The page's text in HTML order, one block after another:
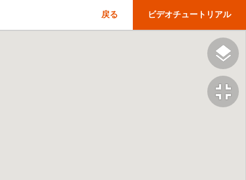
ビデオチュートリアル
戻る
fullscreen_exit